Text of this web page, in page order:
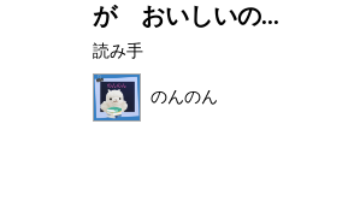
が おいしいの...
読み手
のんのん